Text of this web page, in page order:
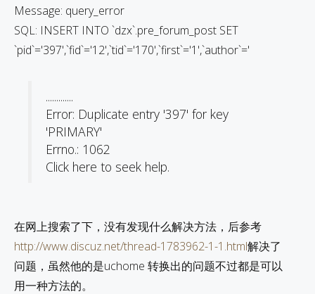
Message: query_error
SQL: INSERT INTO `dzx`.pre_forum_post SET
`pid`='397',`fid`='12',`tid`='170',`first`='1',`author`='
.............
Error: Duplicate entry '397' for key
'PRIMARY'
Errno.: 1062
Click here to seek help.
在网上搜索了下，没有发现什么解决方法，后参考
http://www.discuz.net/thread-1783962-1-1.html解决了
问题，虽然他的是uchome 转换出的问题不过都是可以
用一种方法的。